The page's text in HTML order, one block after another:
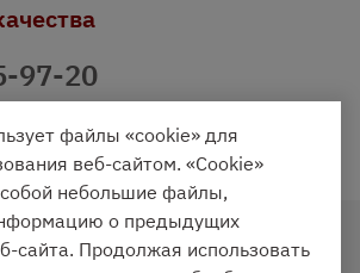
97-20
Праздничный Стол.
- Vegas Studio
файлы «cookie» для
веб-сайтом. «Cookie»
небольшие файлы,
о предыдущих
сайта. Продолжая использовать